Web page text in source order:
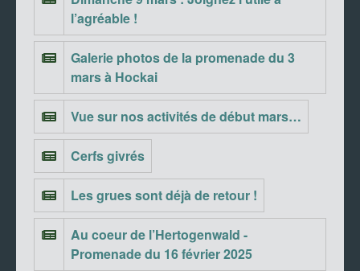
l’agréable !
Galerie photos de la promenade du 3
mars à Hockai
Vue sur nos activités de début mars…
Cerfs givrés
Les grues sont déjà de retour !
Au coeur de l’Hertogenwald -
Promenade du 16 février 2025